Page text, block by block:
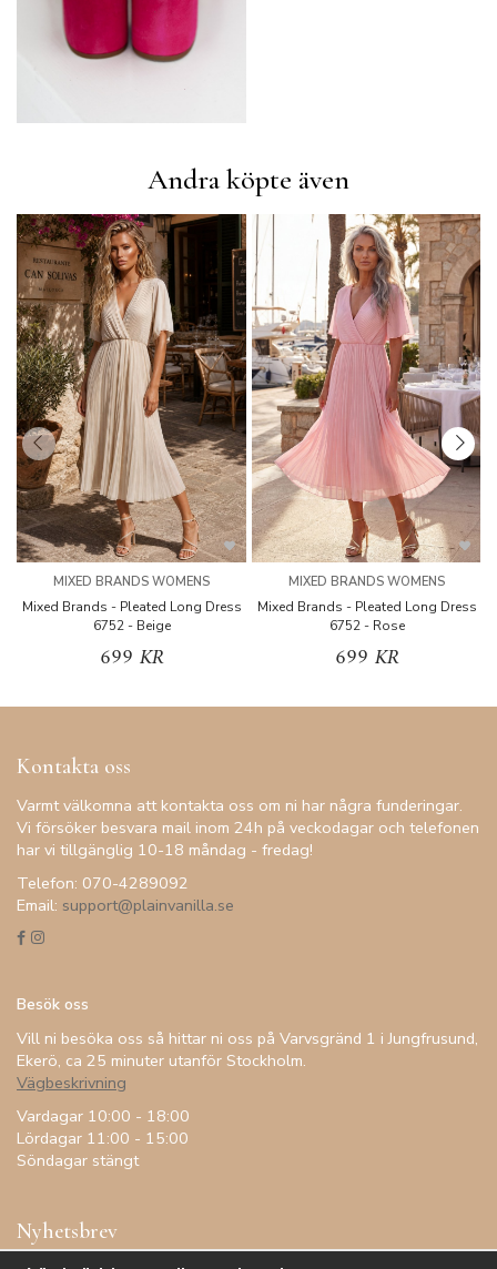
Andra köpte även
MIXED BRANDS WOMENS
Mixed Brands - Pleated Long Dress
6752 - Beige
699 KR
MIXED BRANDS WOMENS
Mixed Brands - Pleated Long Dress
6752 - Rose
699 KR
Kontakta oss
Varmt välkomna att kontakta oss om ni har några funderingar.
Vi försöker besvara mail inom 24h på veckodagar och telefonen
har vi tillgänglig 10-18 måndag - fredag!
Telefon: 070-4289092
Email: support@plainvanilla.se
Besök oss
Vill ni besöka oss så hittar ni oss på Varvsgränd 1 i Jungfrusund,
Ekerö, ca 25 minuter utanför Stockholm.
Vägbeskrivning
Vardagar 10:00 - 18:00
Lördagar 11:00 - 15:00
Söndagar stängt
Nyhetsbrev